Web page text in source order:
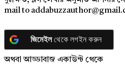
mail to
জিমেইলথেকে লগইন করুন
অথবা আড্ডাবাজ একাউন্ট থেকে